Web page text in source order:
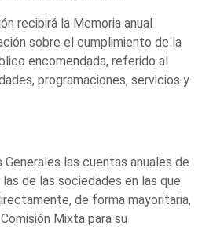
recibirá la Memoria anual
sobre el cumplimiento de la
encomendada, referido al
programaciones, servicios y
las cuentas anuales de
las de las sociedades en las que
de forma mayoritaria,
Mixta para su